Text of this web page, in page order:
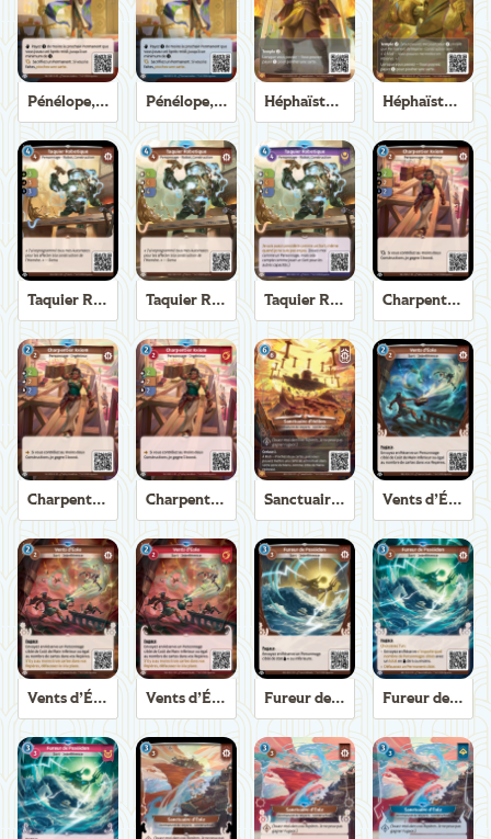
Pénélope, Tisseuse Éternelle Pénélope, Tisseuse Éternelle Héphaïstos, Dieu de la Forge Héphaïstos, Dieu de la Forge
Taquier Robotique Taquier Robotique Taquier Robotique Charpentier Axiom
Charpentier Axiom Charpentier Axiom Sanctuaire d'Hélios Vents d’Éole
Vents d’Éole Vents d’Éole Fureur de Poséidon Fureur de Poséidon